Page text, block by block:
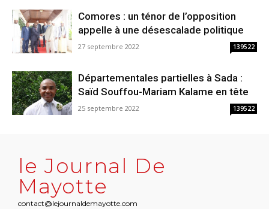
Comores : un ténor de l’opposition
appelle à une désescalade politique
27 septembre 2022 139522
Départementales partielles à Sada :
Saïd Souffou-Mariam Kalame en tête
25 septembre 2022 139522
le Journal De
Mayotte
contact@lejournaldemayotte.com